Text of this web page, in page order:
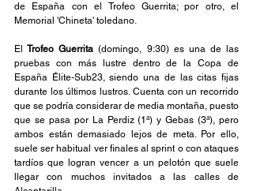
de España con el Trofeo Guerrita; por otro, el
Memorial 'Chineta' toledano.
El Trofeo Guerrita (domingo, 9:30) es una de las
pruebas con más lustre dentro de la Copa de
España Élite-Sub23, siendo una de las citas fijas
durante los últimos lustros. Cuenta con un recorrido
que se podría considerar de media montaña, puesto
que se pasa por La Perdiz (1ª) y Gebas (3ª), pero
ambos están demasiado lejos de meta. Por ello,
suele ser habitual ver finales al sprint o con ataques
tardíos que logran vencer a un pelotón que suele
llegar con muchos invitados a las calles de